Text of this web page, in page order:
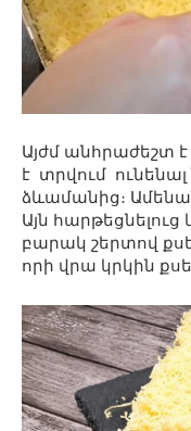
Այժմ անհրաժեշտ
է տրվում
ձևամանից։
Այն
բարակ շերտով
որի վրա կրկին